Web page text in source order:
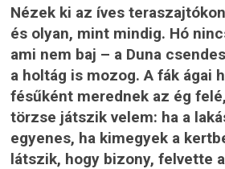
Nézek ki az íves
és olyan, mint mindig. Hó
ami nem baj – a Duna
a holtág is mozog. A fák ágai
fésűként merednek az ég
törzse játszik velem: ha a
egyenes, ha kimegyek a
látszik, hogy bizony, felvette